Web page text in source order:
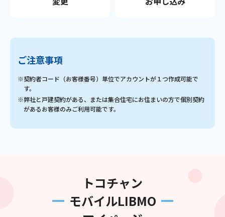
ご注意事項
※契約者コード（お客様番号）単位でアカウントが１つ作成可能で
す。
※弊社と戸建契約がある、または集合住宅にお住まいの方で個別契約
があるお客様のみご利用可能です。
トコチャン
モバイルLIBMO